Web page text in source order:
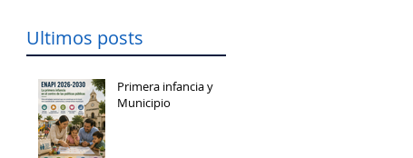
Ultimos posts
Primera infancia y
Municipio